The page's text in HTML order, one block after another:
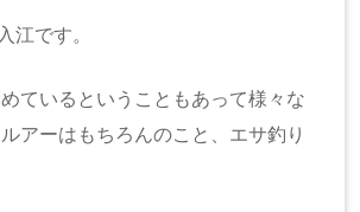
江です。
ているということもあって様々な
アーはもちろんのこと、エサ釣り